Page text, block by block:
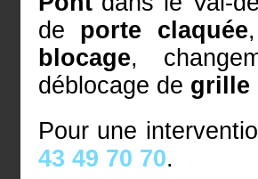
de porte claquée
blocage,
déblocage de grille
Pour une
43 49 70 70.